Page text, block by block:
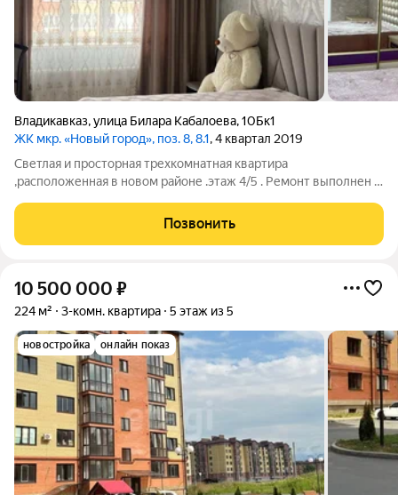
Владикавказ,улица Билара Кабалоева,10Бк1
ЖК мкр. «Новый город», поз. 8, 8.1, 4 квартал 2019
Светлая и просторная трехкомнатная квартира
,расположенная в новом районе .этаж 4/5 . Ремонт выполнен в
материалов. Просторные комнаты ,которые выходят на обе
стороны , обеспечивают прекрасные виды и
Позвонить
10 500 000 ₽
224 м² 3-комн. квартира 5 этаж из 5
новостройка онлайн показ